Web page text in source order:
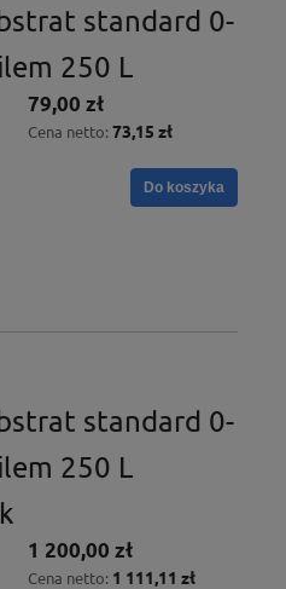
standard 0-
250 L
79,00 zł
Cena netto: 73,15 zł
Do koszyka
standard 0-
250 L
1 200,00 zł
Cena netto: 1 111,11 zł